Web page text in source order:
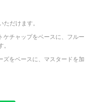
ただけます。
チャップをベースに、フルー
をベースに、マスタードを加